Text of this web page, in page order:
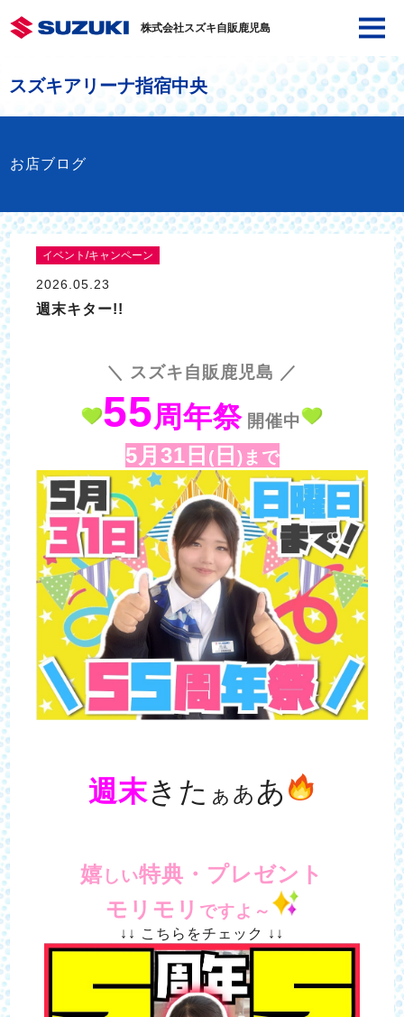
株式会社スズキ自販鹿児島
スズキアリーナ指宿中央
お店ブログ
イベント/キャンペーン
2026.05.23
週末キター!!
＼ スズキ自販鹿児島 ／
55周年祭 開催中
5月31日 ( 日 )まで
週末きた ぁあ あ
嬉 しい特典・プレゼント
モリモリ ですよ～
↓↓ こちらをチェック ↓↓